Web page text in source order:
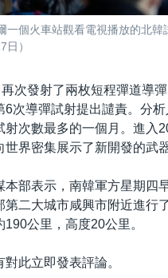
站
一個火車站觀看電視播放的北韓
日）
次發射了兩枚短程彈道導
6次導彈試射提出譴責。分
射次數最多的一個月。進入
界密集展示了新開發的武器
本部表示，南韓軍方星期四
第二大城市咸興市附近進行
190公里，高度20公里。
此立即發表評論。